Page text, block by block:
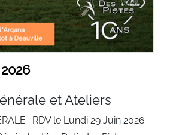
et Ateliers
: RDV le Lundi 29 Juin 2026